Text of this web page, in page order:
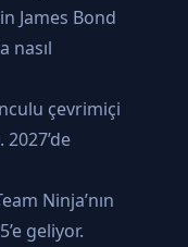
James Bond
nasıl
çevrimiçi
Ninja’nın
geliyor.